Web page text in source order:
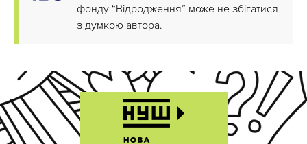
фонду “Відродження” може не збігатися
з думкою автора.